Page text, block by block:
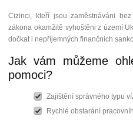
Cizinci, kteří jsou zaměstnáváni
zákona okamžitě vyhoštěni z území
dočkat i nepříjemných finančních
Jak vám můžeme
pomoci?
Zajištění správného typu
Rychlé obstarání